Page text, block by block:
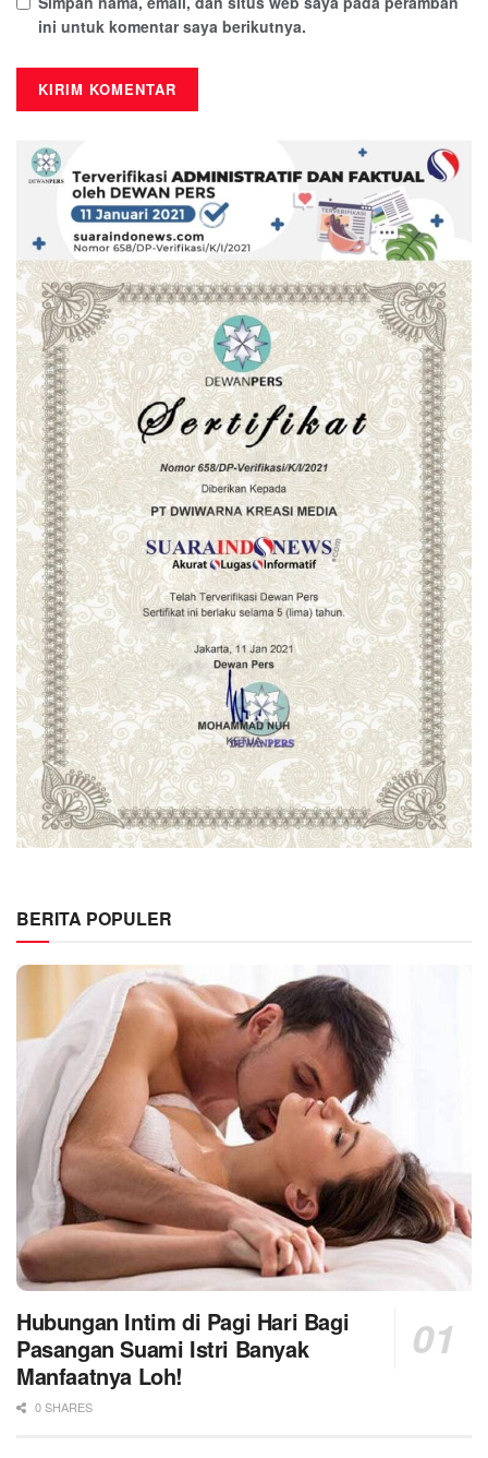
ini untuk komentar saya berikutnya.
BERITA POPULER
Hubungan Intim di Pagi Hari Bagi
Pasangan Suami Istri Banyak
Manfaatnya Loh!
0 SHARES